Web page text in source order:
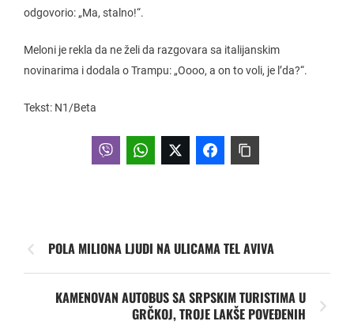
odgovorio: „Ma, stalno!“.
Meloni je rekla da ne želi da razgovara sa italijanskim
novinarima i dodala o Trampu: „Oooo, a on to voli, je l’da?“.
Tekst: N1/Beta
POLA MILIONA LJUDI NA ULICAMA TEL AVIVA
KAMENOVAN AUTOBUS SA SRPSKIM TURISTIMA U
GRČKOJ, TROJE LAKŠE POVEĐENIH